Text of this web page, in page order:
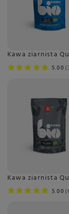
Kawa ziarnista
5.00
Kawa ziarnista
5.00